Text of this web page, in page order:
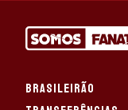
acompanha
atual camisa 9